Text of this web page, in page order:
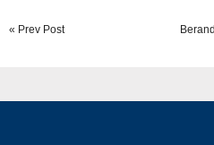
« Prev Post